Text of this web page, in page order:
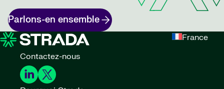
Parlons-en ensemble
France
Contactez-nous